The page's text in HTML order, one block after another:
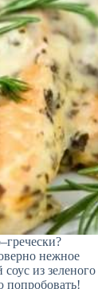
нежное
из зеленого
попробовать!